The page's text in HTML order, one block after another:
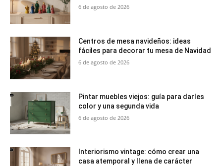
6 de agosto de 2026
Centros de mesa navideños: ideas
fáciles para decorar tu mesa de Navidad
6 de agosto de 2026
Pintar muebles viejos: guía para darles
color y una segunda vida
6 de agosto de 2026
Interiorismo vintage: cómo crear una
casa atemporal y llena de carácter